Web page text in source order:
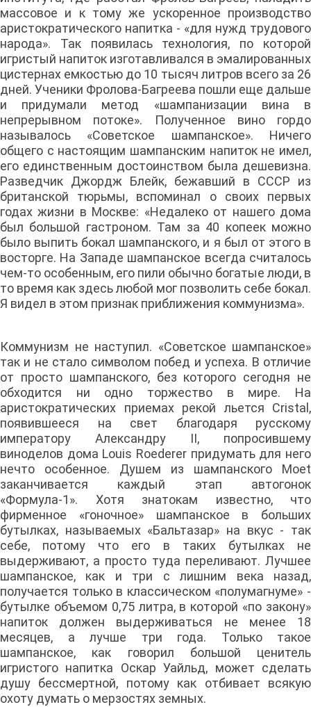
массовое и к тому же ускоренное производство
аристократического напитка - «для нужд трудового
народа». Так появилась технология, по которой
игристый напиток изготавливался в эмалированных
цистернах емкостью до 10 тысяч литров всего за 26
дней. Ученики Фролова-Багреева пошли еще дальше
и придумали метод «шампанизации вина в
непрерывном потоке». Полученное вино гордо
называлось «Советское шампанское». Ничего
общего с настоящим шампанским напиток не имел,
его единственным достоинством была дешевизна.
Разведчик Джордж Блейк, бежавший в СССР из
британской тюрьмы, вспоминал о своих первых
годах жизни в Москве: «Недалеко от нашего дома
был большой гастроном. Там за 40 копеек можно
было выпить бокал шампанского, и я был от этого в
восторге. На Западе шампанское всегда считалось
чем-то особенным, его пили обычно богатые люди, в
то время как здесь любой мог позволить себе бокал.
Я видел в этом признак приближения коммунизма».
Коммунизм не наступил. «Советское шампанское»
так и не стало символом побед и успеха. В отличие
от просто шампанского, без которого сегодня не
обходится ни одно торжество в мире. На
аристократических приемах рекой льется Cristal,
появившееся на свет благодаря русскому
императору Александру II, попросившему
виноделов дома Louis Roederer придумать для него
нечто особенное. Душем из шампанского Moet
заканчивается каждый этап автогонок
«Формула-1». Хотя знатокам известно, что
фирменное «гоночное» шампанское в больших
бутылках, называемых «Бальтазар» на вкус - так
себе, потому что его в таких бутылках не
выдерживают, а просто туда переливают. Лучшее
шампанское, как и три с лишним века назад,
получается только в классическом «полумагнуме» -
бутылке объемом 0,75 литра, в которой «по закону»
напиток должен выдерживаться не менее 18
месяцев, а лучше три года. Только такое
шампанское, как говорил большой ценитель
игристого напитка Оскар Уайльд, может сделать
душу бессмертной, потому как отбивает всякую
охоту думать о мерзостях земных.